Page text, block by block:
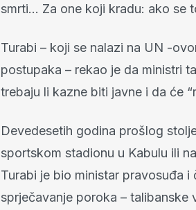
smrti… Za one koji kradu: ako se
Turabi – koji se nalazi na UN -
postupaka – rekao je da ministri
trebaju li kazne biti javne i da će
Devedesetih godina prošlog
sportskom stadionu u Kabulu ili
Turabi je bio ministar pravosuđa
sprječavanje poroka – talibanske